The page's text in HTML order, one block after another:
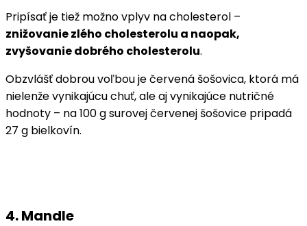
Pripísať je tiež možno vplyv na cholesterol –
znižovanie zlého cholesterolu a naopak,
zvyšovanie dobrého cholesterolu.
Obzvlášť dobrou voľbou je červená šošovica, ktorá má
nielenže vynikajúcu chuť, ale aj vynikajúce nutričné
hodnoty – na 100 g surovej červenej šošovice pripadá
27 g bielkovín.
4. Mandle